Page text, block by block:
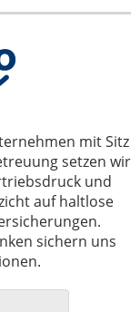
mit Sitz
setzen wir
und
auf haltlose
sichern uns